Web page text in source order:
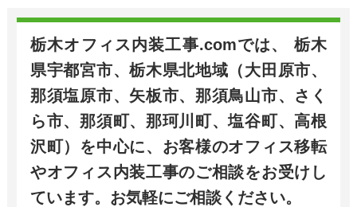
栃木オフィス内装工事.comでは、 栃木
県宇都宮市、栃木県北地域（大田原市、
那須塩原市、矢板市、那須鳥山市、さく
ら市、那須町、那珂川町、塩谷町、高根
沢町）を中心に、お客様のオフィス移転
やオフィス内装工事のご相談をお受けし
ています。お気軽にご相談ください。